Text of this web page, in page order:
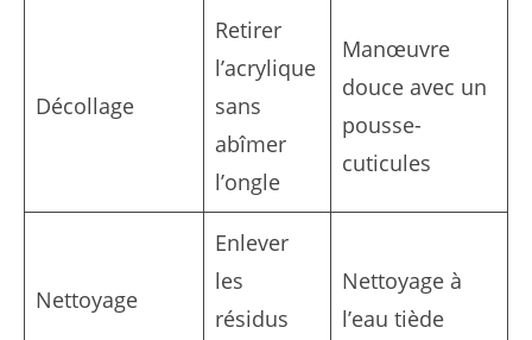
Décollage
Retirer
l’acrylique
sans
abîmer
l’ongle
Manœuvre
douce avec un
pousse-
cuticules
Nettoyage
Enlever
les
résidus
Nettoyage à
l’eau tiède